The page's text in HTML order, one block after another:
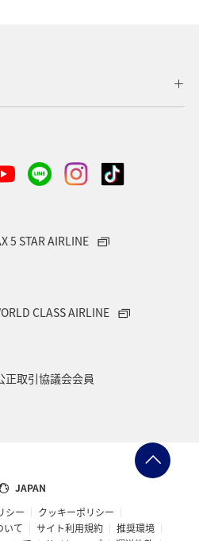
冬 夏 イタリア
クリスマス
5 STAR AIRLINE
CLASS AIRLINE
正取引協議会会員
JAPAN
シー
クッキーポリシー
いて
サイト利用規約
推奨環境